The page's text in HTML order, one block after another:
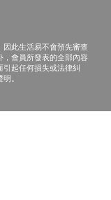
此生活易不會預先審查
會員所發表的全部內容
起任何損失或法律糾
。